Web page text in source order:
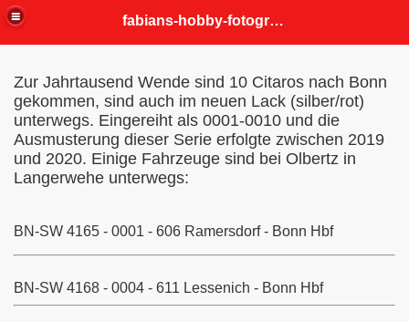
fabians-hobby-fotografien
Zur Jahrtausend Wende sind 10 Citaros nach Bonn
gekommen, sind auch im neuen Lack (silber/rot)
unterwegs. Eingereiht als 0001-0010 und die
Ausmusterung dieser Serie erfolgte zwischen 2019
und 2020. Einige Fahrzeuge sind bei Olbertz in
Langerwehe unterwegs:
BN-SW 4165 - 0001 - 606 Ramersdorf - Bonn Hbf
BN-SW 4168 - 0004 - 611 Lessenich - Bonn Hbf